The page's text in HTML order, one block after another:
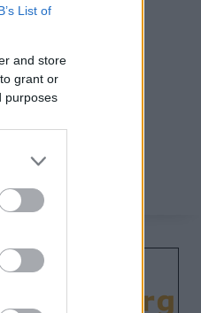
List of
and store
grant or
purposes